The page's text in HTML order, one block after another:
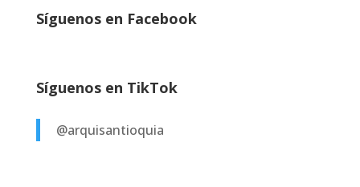
Síguenos en Facebook
Síguenos en TikTok
@arquisantioquia